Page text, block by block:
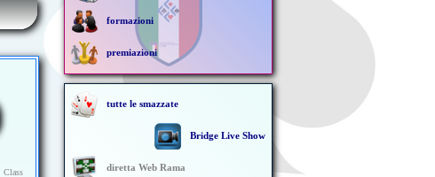
Class
formazioni
premiazioni
tutte le smazzate
Bridge Live Show
diretta Web Rama